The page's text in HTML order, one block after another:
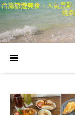
台灣旅遊美食、人氣景
桃